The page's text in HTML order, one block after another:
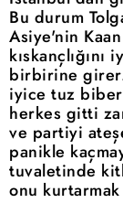
Bu durum
Asiye'nin
birbirine girer.
iyice tuz
herkes gitti
ve partiyi
panikle
tuvaletinde
onu